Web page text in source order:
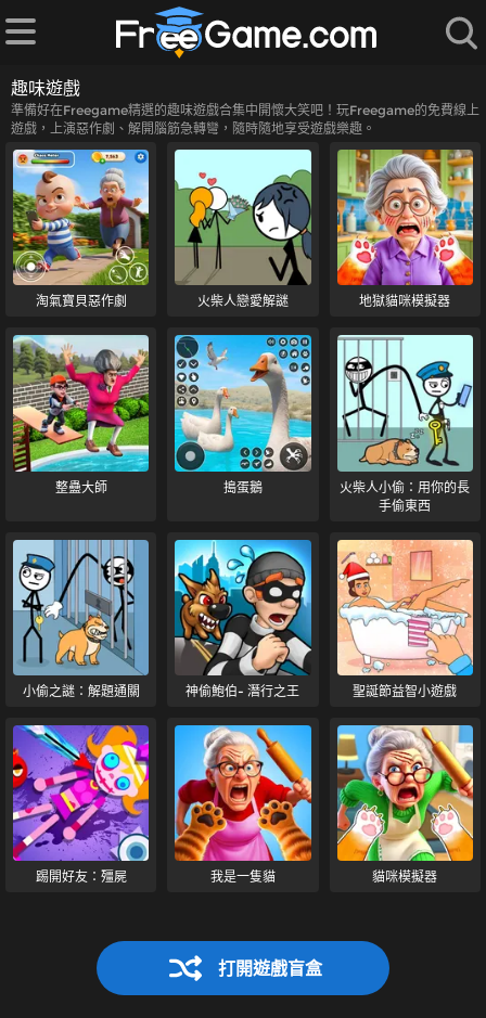
趣味遊戲
準備好在Freegame精選的趣味遊戲合集中開懷大笑吧！玩Freegame的免費線上
遊戲，上演惡作劇、解開腦筋急轉彎，隨時隨地享受遊戲樂趣。
淘氣寶貝惡作劇 火柴人戀愛解謎 地獄貓咪模擬器
整蠱大師 搗蛋鵝
火柴人小偷：用你的長
手偷東西
小偷之謎：解題通關 神偷鮑伯- 潛行之王 聖誕節益智小遊戲
踢開好友：殭屍 我是一隻貓 貓咪模擬器
打開遊戲盲盒